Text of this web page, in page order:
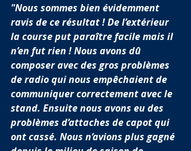
"Nous sommes bien évidemment
ravis de ce résultat ! De l’extérieur
la course put paraître facile mais il
n’en fut rien ! Nous avons dû
composer avec des gros problèmes
de radio qui nous empêchaient de
communiquer correctement avec le
stand. Ensuite nous avons eu des
problèmes d’attaches de capot qui
ont cassé. Nous n’avions plus gagné